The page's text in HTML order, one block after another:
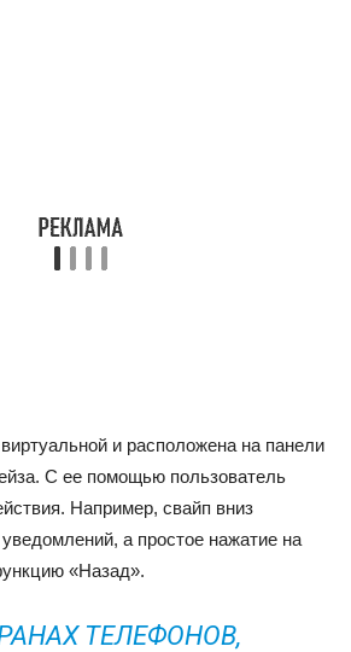
и расположена на панели
С ее помощью пользователь
Например, свайп вниз
а простое нажатие на
«Назад».
ТЕЛЕФОНОВ,